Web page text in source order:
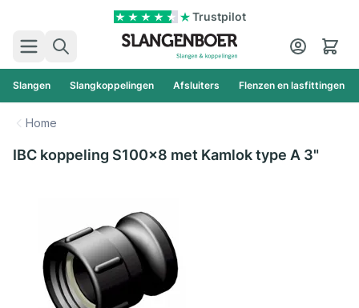
Trustpilot
Zoek
Cart
Slangen Slangkoppelingen Afsluiters Flenzen en lasfittingen
Home
IBC koppeling S100x8 met Kamlok type A 3"